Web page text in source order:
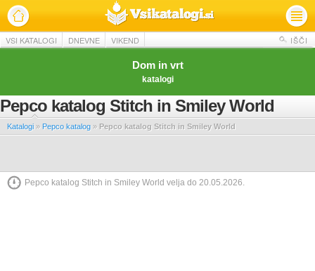
VSI KATALOGI DNEVNE VIKEND IŠČI
Dom in vrt
katalogi
Pepco katalog Stitch in Smiley World
Katalogi » Pepco katalog » Pepco katalog Stitch in Smiley World
Pepco katalog Stitch in Smiley World velja do 20.05.2026.